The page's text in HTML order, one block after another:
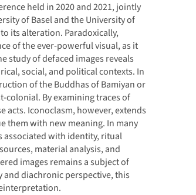
held in 2020 and 2021, jointly
of Basel and the University of
its alteration. Paradoxically,
of the ever-powerful visual, as it
study of defaced images reveals
social, and political contexts. In
of the Buddhas of Bamiyan or
colonial. By examining traces of
Iconoclasm, however, extends
them with new meaning. In many
associated with identity, ritual
material analysis, and
images remains a subject of
diachronic perspective, this